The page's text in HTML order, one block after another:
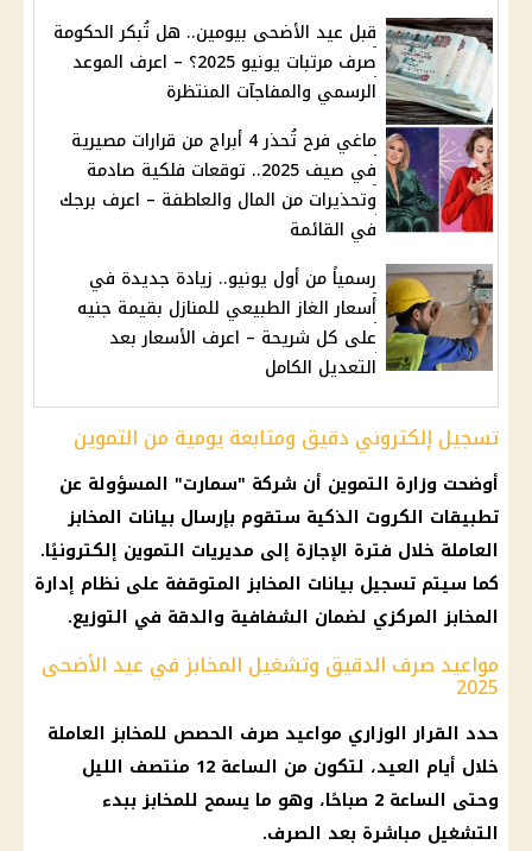
قبل عيد الأضحى بيومين.. هل تُبكر الحكومة
صرف مرتبات يونيو 2025؟ – اعرف الموعد
الرسمي والمفاجآت المنتظرة
ماغي فرح تُحذر 4 أبراج من قرارات مصيرية
في صيف 2025.. توقعات فلكية صادمة
وتحذيرات من المال والعاطفة – اعرف برجك
في القائمة
رسمياً من أول يونيو.. زيادة جديدة في
أسعار الغاز الطبيعي للمنازل بقيمة جنيه
على كل شريحة – اعرف الأسعار بعد
التعديل الكامل
تسجيل إلكتروني دقيق ومتابعة يومية من التموين
أوضحت وزارة التموين أن شركة "سمارت" المسؤولة عن
تطبيقات الكروت الذكية ستقوم بإرسال بيانات المخابز
العاملة خلال فترة الإجازة إلى مديريات التموين إلكترونيًا.
كما سيتم تسجيل بيانات المخابز المتوقفة على نظام إدارة
المخابز المركزي لضمان الشفافية والدقة في التوزيع.
مواعيد صرف الدقيق وتشغيل المخابز في عيد الأضحى
2025
حدد القرار الوزاري مواعيد صرف الحصص للمخابز العاملة
خلال أيام العيد، لتكون من الساعة 12 منتصف الليل
وحتى الساعة 2 صباحًا، وهو ما يسمح للمخابز ببدء
التشغيل مباشرة بعد الصرف.